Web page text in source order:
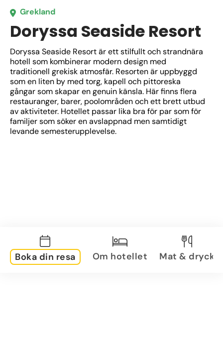
Grekland
Doryssa Seaside Resort
Doryssa Seaside Resort är ett stilfullt och strandnära
hotell som kombinerar modern design med
traditionell grekisk atmosfär. Resorten är uppbyggd
som en liten by med torg, kapell och pittoreska
gångar som skapar en genuin känsla. Här finns flera
restauranger, barer, poolområden och ett brett utbud
av aktiviteter. Hotellet passar lika bra för par som för
familjer som söker en avslappnad men samtidigt
levande semesterupplevelse.
Boka din resa Om hotellet Mat & dryck